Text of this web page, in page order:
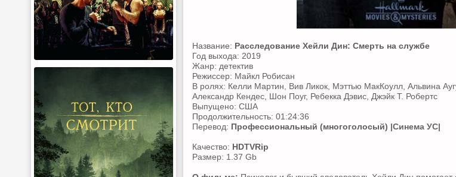
Название: Расследование Хейли Дин: Смерть на службе
Год выхода: 2019
Жанр: детектив
Режиссер: Майкл Робисан
В ролях: Келли Мартин, Вив Ликок, Мэттью МакКоулл, Альвина
Александр Кендес, Шон Поуг, Ребекка Дэвис, Джэйк Т. Робертс
Выпущено: США
Продолжительность: 01:24:36
Перевод: Профессиональный (многоголосый) |Синема УС|
Качество: HDTVRip
Размер: 1.37 Gb